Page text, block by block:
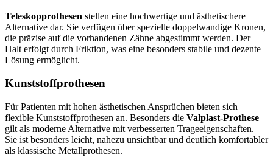
Teleskopprothesen stellen eine hochwertige und ästhetischere
Alternative dar. Sie verfügen über spezielle doppelwandige Kronen,
die präzise auf die vorhandenen Zähne abgestimmt werden. Der
Halt erfolgt durch Friktion, was eine besonders stabile und dezente
Lösung ermöglicht.
Kunststoffprothesen
Für Patienten mit hohen ästhetischen Ansprüchen bieten sich
flexible Kunststoffprothesen an. Besonders die Valplast-Prothese
gilt als moderne Alternative mit verbesserten Trageeigenschaften.
Sie ist besonders leicht, nahezu unsichtbar und deutlich komfortabler
als klassische Metallprothesen.